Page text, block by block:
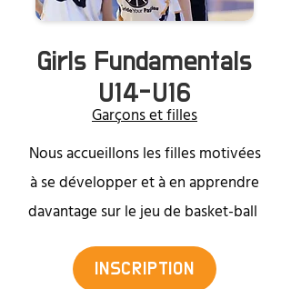
Girls Fundamentals
U14-U16
Garçons et filles
Nous accueillons les filles motivées
à se développer et à en apprendre
davantage sur le jeu de basket-ball
INSCRIPTION